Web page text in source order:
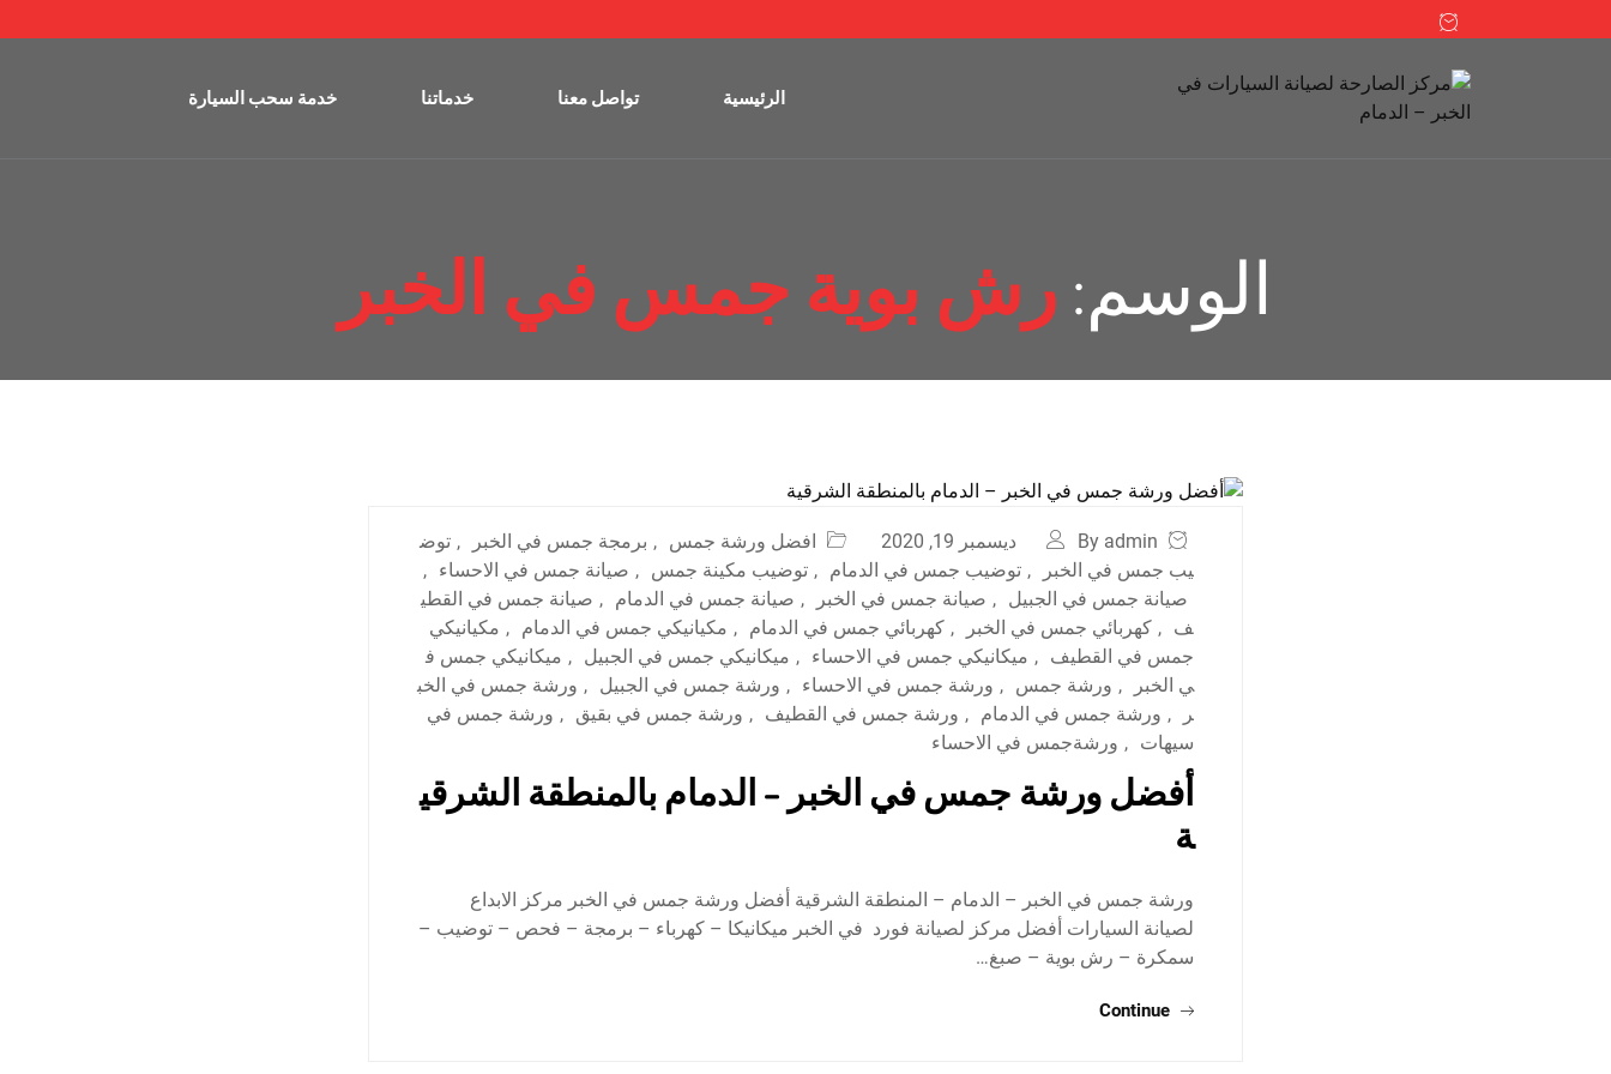
الرئيسية تواصل معنا خدماتنا خدمة سحب السيارة
الوسم: رش بوية جمس في الخبر
By admin ديسمبر 19, 2020 افضل ورشة جمس , برمجة جمس في الخبر , توض
يب جمس في الخبر
, توضيب جمس في الدمام , توضيب مكينة جمس , صيانة جمس في الاحساء ,
صيانة جمس في الجبيل , صيانة جمس في الخبر , صيانة جمس في الدمام , صيانة جمس في القطي
ف , كهربائي جمس في الخبر , كهربائي جمس في الدمام , مكيانيكي جمس في الدمام , مكيانيكي
جمس في القطيف , ميكانيكي جمس في الاحساء , ميكانيكي جمس في الجبيل , ميكانيكي جمس ف
ي الخبر
, ورشة جمس , ورشة جمس في الاحساء , ورشة جمس في الجبيل , ورشة جمس في الخب
ر
, ورشة جمس في الدمام , ورشة جمس في القطيف , ورشة جمس في بقيق , ورشة جمس في
سيهات , ورشةجمس في الاحساء
أفضل ورشة جمس في الخبر – الدمام بالمنطقة الشرقي
ة
ورشة جمس في الخبر – الدمام – المنطقة الشرقية أفضل ورشة جمس في الخبر مركز الابداع
لصيانة السيارات أفضل مركز لصيانة فورد في الخبر ميكانيكا – كهرباء – برمجة – فحص – توضيب –
سمكرة – رش بوية – صبغ…
Continue